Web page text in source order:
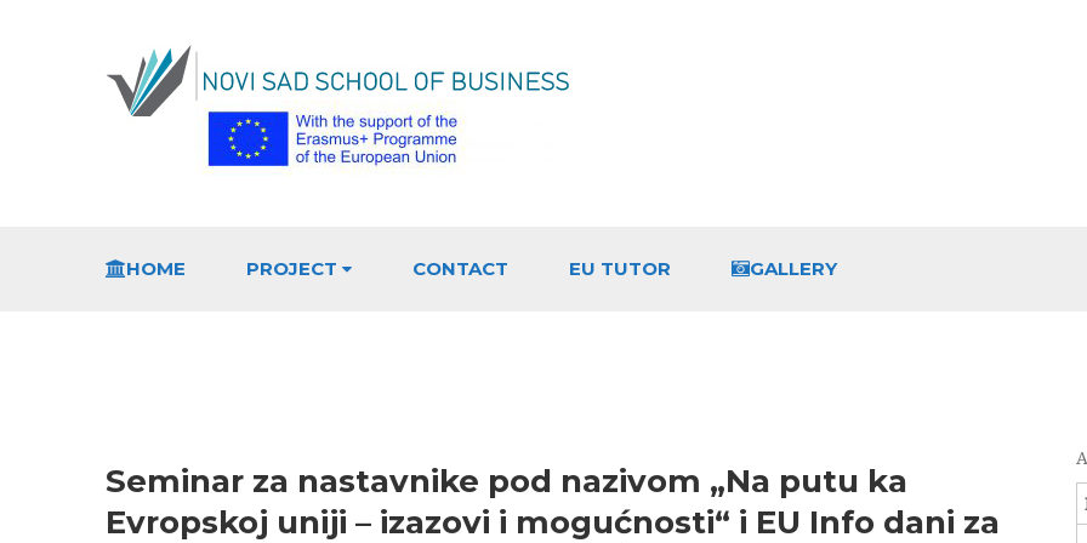
HOME PROJECT CONTACT EU TUTOR GALLERY
Seminar za nastavnike pod nazivom „Na putu ka
Evropskoj uniji – izazovi i mogućnosti“ i EU Info dani za